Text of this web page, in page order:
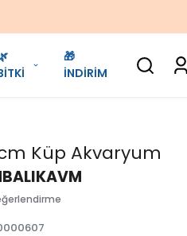
🎁
İNDİRİM
Küp Akvaryum